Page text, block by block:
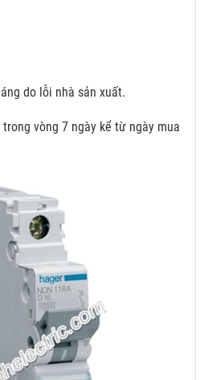
do lỗi nhà sản xuất.
vòng 7 ngày kể từ ngày mua